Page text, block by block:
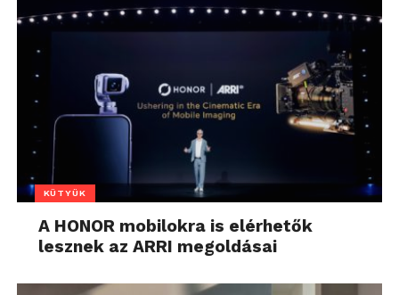
KÜTYÜK
A HONOR mobilokra is elérhetők
lesznek az ARRI megoldásai